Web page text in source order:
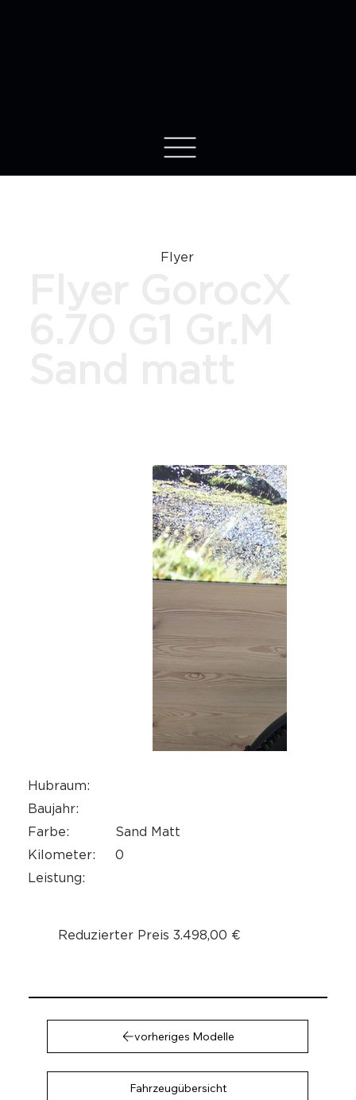
Flyer
Hubraum:
Baujahr:
Farbe:
Kilometer:
Leistung:
Sand Matt
0
Reduzierter Preis 3.498,00 €
vorheriges Modelle
Fahrzeugübersicht